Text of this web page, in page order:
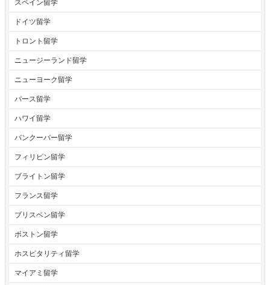
スペイン留学
ドイツ留学
トロント留学
ニュージーランド留学
ニューヨーク留学
パース留学
ハワイ留学
バンクーバー留学
フィリピン留学
ブライトン留学
フランス留学
ブリスベン留学
ボストン留学
ホスピタリティ留学
マイアミ留学